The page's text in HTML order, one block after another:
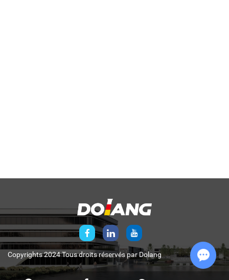
Copyrights 2024 Tous droits réservés par Dolang